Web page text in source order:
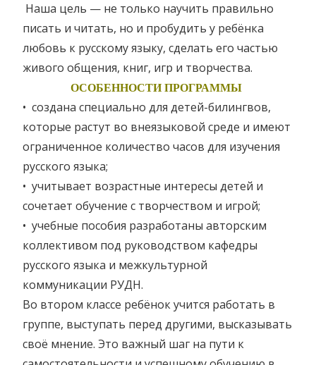
Наша цель — не только научить правильно
писать и читать, но и пробудить у ребёнка
любовь к русскому языку, сделать его частью
живого общения, книг, игр и творчества.
ОСОБЕННОСТИ ПРОГРАММЫ
• создана специально для детей-билингвов,
которые растут во внеязыковой среде и имеют
ограниченное количество часов для изучения
русского языка;
• учитывает возрастные интересы детей и
сочетает обучение с творчеством и игрой;
• учебные пособия разработаны авторским
коллективом под руководством кафедры
русского языка и межкультурной
коммуникации РУДН.
Во втором классе ребёнок учится работать в
группе, выступать перед другими, высказывать
своё мнение. Это важный шаг на пути к